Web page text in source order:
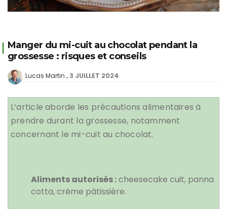
Manger du mi-cuit au chocolat pendant la
grossesse : risques et conseils
Lucas Martin 3 JUILLET 2024
L’article aborde les précautions alimentaires à
prendre durant la grossesse, notamment
concernant le mi-cuit au chocolat.
Aliments autorisés :cheesecake cuit, panna
cotta, crème pâtissière.